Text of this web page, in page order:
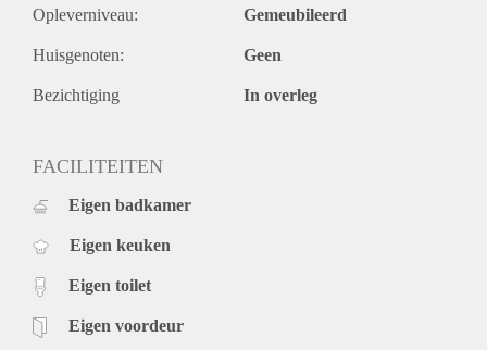
- Ruime eengezinswoning
- Rustige ligging
- Alle faciliteiten in de nabijheid
- Winkelcentrum op loopafstand
- Huisdieren in overleg
Voor het plannen van een bezichtiging kunt u eenvoudig een
afspraak inplannen via www.blinqmakelaars.nl.
Opleverniveau: Gemeubileerd
Huisgenoten: Geen
Bezichtiging In overleg
FACILITEITEN
Eigen badkamer
Eigen keuken
Eigen toilet
Eigen voordeur